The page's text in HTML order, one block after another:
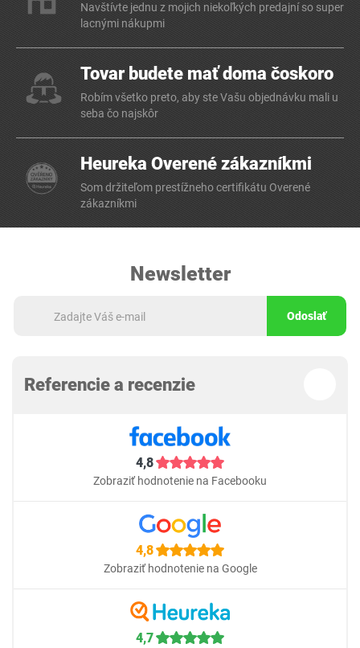
Navštívte jednu z mojich niekoľkých predajní so super
lacnými nákupmi
Tovar budete mať doma čoskoro
Robím všetko preto, aby ste Vašu objednávku mali u
seba čo najskôr
Heureka Overené zákazníkmi
Som držiteľom prestížneho certifikátu Overené
zákazníkmi
Newsletter
Odoslať
Referencie a recenzie
4,8
Zobraziť hodnotenie na Facebooku
4,8
Zobraziť hodnotenie na Google
4,7